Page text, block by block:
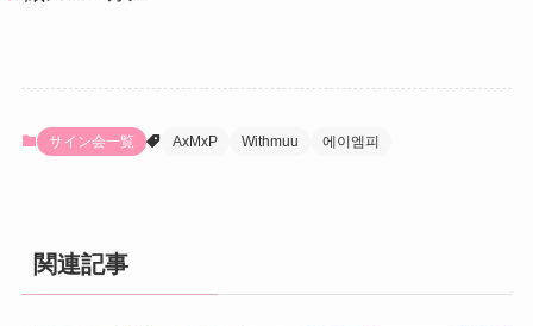
サイン会一覧 AxMxP Withmuu 에이엠피
関連記事